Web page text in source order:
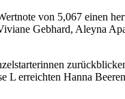
von 5,067 einen
Gebhard, Aleyna
L erreichten Hanna